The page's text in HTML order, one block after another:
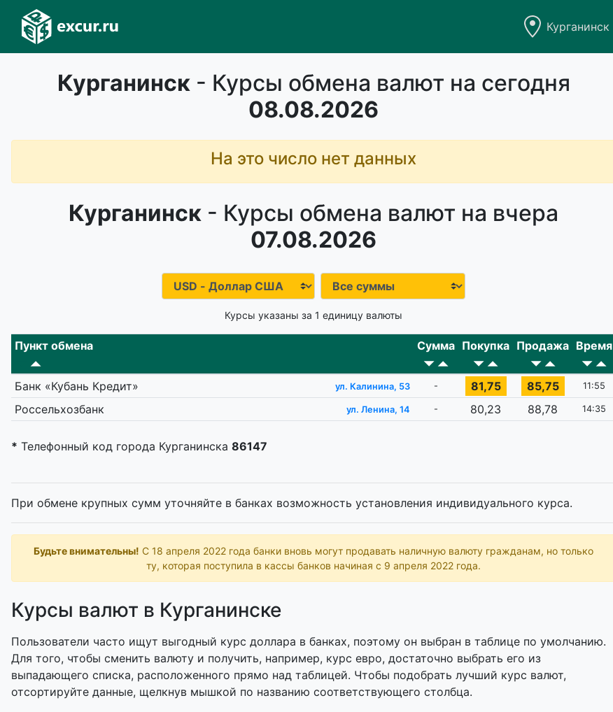
Курганинск
Курганинск- Курсы обмена валют на сегодня
08.08.2026
На это число нет данных
Курганинск - Курсы обмена валют на вчера
07.08.2026
Курсы указаны за 1 единицу валюты
Пункт обмена Сумма Покупка Продажа Время
Банк «Кубань Кредит» ул. Калинина, 53 - 81,75 85,75 11:55
Россельхозбанк ул. Ленина, 14 - 80,23 88,78 14:35
* Телефонный код города Курганинска 86147
При обмене крупных сумм уточняйте в банках возможность установления индивидуального курса.
Будьте внимательны! С 18 апреля 2022 года банки вновь могут продавать наличную валюту гражданам, но только
ту, которая поступила в кассы банков начиная с 9 апреля 2022 года.
Курсы валют в Курганинске
Пользователи часто ищут выгодный курс доллара в банках, поэтому он выбран в таблице по умолчанию.
Для того, чтобы сменить валюту и получить, например, курс евро, достаточно выбрать его из
выпадающего списка, расположенного прямо над таблицей. Чтобы подобрать лучший курс валют,
отсортируйте данные, щелкнув мышкой по названию соответствующего столбца.